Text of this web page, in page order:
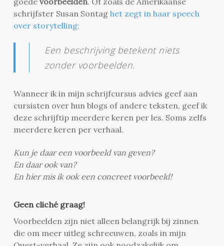
schrijfster Susan Sontag het zegt in haar speech
over storytelling:
Een beschrijving betekent niets
zonder voorbeelden.
Wanneer ik in mijn schrijfcursus advies geef aan
cursisten over hun blogs of andere teksten, geef ik
deze schrijftip meerdere keren per les. Soms zelfs
meerdere keren per verhaal.
Kun je daar een voorbeeld van geven?
En daar ook van?
En hier mis ik ook een concreet voorbeeld!
Geen cliché graag!
Voorbeelden zijn niet alleen belangrijk bij zinnen
die om meer uitleg schreeuwen, zoals in mijn